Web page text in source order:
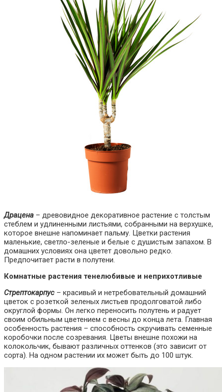
Драцена – древовидное декоративное растение с толстым
стеблем и удлиненными листьями, собранными на верхушке,
которое внешне напоминает пальму. Цветки растения
маленькие, светло-зеленые и белые с душистым запахом. В
домашних условиях она цветет довольно редко.
Предпочитает расти в полутени.
Комнатные растения тенелюбивые и неприхотливые
Стрептокарпус – красивый и нетребовательный домашний
цветок с розеткой зеленых листьев продолговатой либо
округлой формы. Он легко переносить полутень и радует
своим обильным цветением с весны до конца лета. Главная
особенность растения – способность скручивать семенные
коробочки после созревания. Цветы внешне похожи на
колокольчик, бывают различных оттенков (это зависит от
сорта). На одном растении их может быть до 100 штук.